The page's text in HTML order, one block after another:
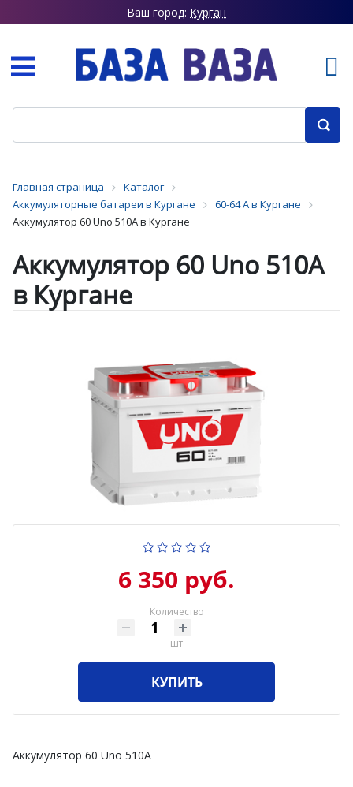
Ваш город: Курган
Главная страница
Каталог
Аккумуляторные батареи в Кургане
60-64 А в Кургане
Аккумулятор 60 Uno 510А в Кургане
Аккумулятор 60 Uno 510А
в Кургане
6 350 руб.
Количество
шт
КУПИТЬ
Аккумулятор 60 Uno 510А